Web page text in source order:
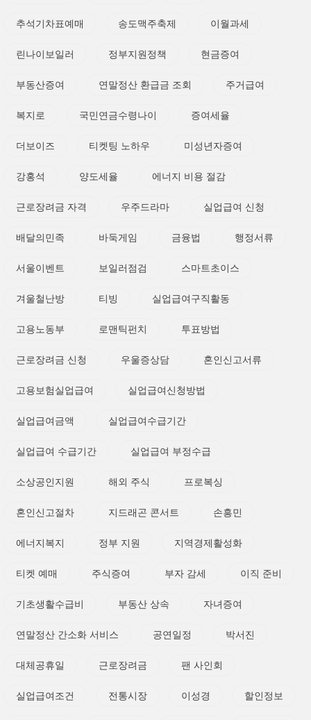
추석기차표예매 송도맥주축제 이월과세
린나이보일러 정부지원정책 현금증여
부동산증여 연말정산 환급금 조회 주거급여
복지로 국민연금수령나이 증여세율
더보이즈 티켓팅 노하우 미성년자증여
강홍석 양도세율 에너지 비용 절감
근로장려금 자격 우주드라마 실업급여 신청
배달의민족 바둑게임 금융법 행정서류
서울이벤트 보일러점검 스마트초이스
겨울철난방 티빙 실업급여구직활동
고용노동부 로맨틱펀치 투표방법
근로장려금 신청 우울증상담 혼인신고서류
고용보험실업급여 실업급여신청방법
실업급여금액 실업급여수급기간
실업급여 수급기간 실업급여 부정수급
소상공인지원 해외 주식 프로복싱
혼인신고절차 지드래곤 콘서트 손흥민
에너지복지 정부 지원 지역경제활성화
티켓 예매 주식증여 부자 감세 이직 준비
기초생활수급비 부동산 상속 자녀증여
연말정산 간소화 서비스 공연일정 박서진
대체공휴일 근로장려금 팬 사인회
실업급여조건 전통시장 이성경 할인정보